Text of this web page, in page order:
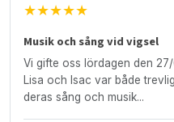
★★★★★
Musik och sång vid vigsel
Vi gifte oss lördagen den
Lisa och Isac var både
deras sång och musik...